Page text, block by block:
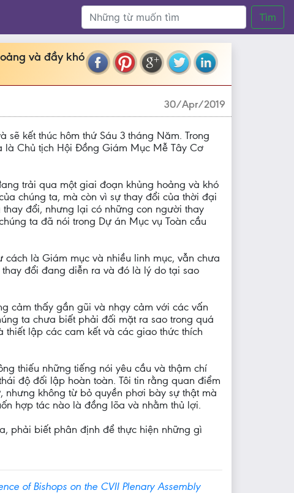
Tìm
và đầy khó
30/Apr/2019
kết thúc hôm thứ Sáu 3 tháng Năm. Trong
là Chủ tịch Hội Đồng Giám Mục Mễ Tây Cơ
trải qua một giai đoạn khủng hoảng và khó
chúng ta, mà còn vì sự thay đổi của thời đại
đổi, nhưng lại có những con người thay
ta đã nói trong Dự án Mục vụ Toàn cầu
là Giám mục và nhiều linh mục, vẫn chưa
đổi đang diễn ra và đó là lý do tại sao
cảm thấy gần gũi và nhạy cảm với các vấn
ta chưa biết phải đối mặt ra sao trong quá
lập các cam kết và các giao thức thích
thiếu những tiếng nói yêu cầu và thậm chí
độ đối lập hoàn toàn. Tôi tin rằng quan điểm
không từ bỏ quyền phơi bày sự thật mà
hợp tác nào là đồng lõa và nhằm thủ lợi.
phải biết phân định để thực hiện những gì
of Bishops on the CVII Plenary Assembly